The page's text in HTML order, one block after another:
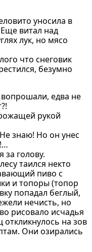
уносила в
витал над
лук, но мясо
что снеговик
безумно
едва не
рукой
знаю! Но он унес
за голову.
таился некто
пиво с
и топоры (топор
попадал беглый,
нечисть, но
рисовало исчадья
на зов
Они озирались